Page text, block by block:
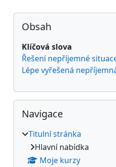
Bloky
Přeskočit: Obsah
Obsah
Klíčová slova
Řešení nepříjemné
Lépe vyřešená
Přeskočit: Navigace
Navigace
Titulní stránka
Hlavní nabídka
Moje kurzy